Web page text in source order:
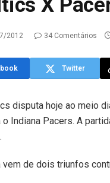
X
2012 34 Comentários
Twitter
disputa hoje ao meio
o Indiana Pacers. A
vem de dois triunfos